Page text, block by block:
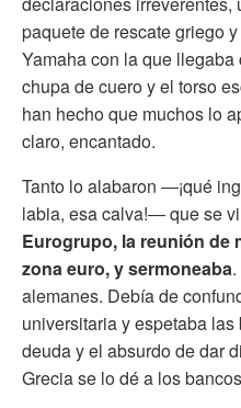
paquete de rescate griego
Yamaha con la que
chupa de cuero y el torso
han hecho que muchos lo
claro, encantado.
Tanto lo alabaron ―¡qué
labia, esa calva!― que se
Eurogrupo, la reunión de
zona euro, y sermoneaba
alemanes. Debía de
universitaria y espetaba
deuda y el absurdo de dar
Grecia se lo dé a los